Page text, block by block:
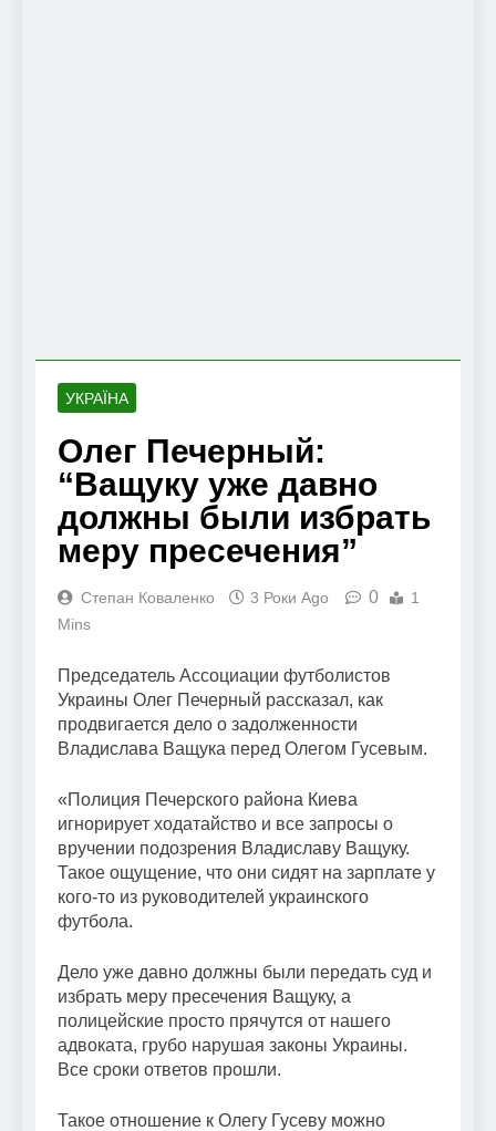
УКРАЇНА
Олег Печерный:
“Ващуку уже давно
должны были избрать
меру пресечения”
Степан Коваленко 3 Роки Ago 0
1
Mins
Председатель Ассоциации футболистов
Украины Олег Печерный рассказал, как
продвигается дело о задолженности
Владислава Ващука перед Олегом Гусевым.
«Полиция Печерского района Киева
игнорирует ходатайство и все запросы о
вручении подозрения Владиславу Ващуку.
Такое ощущение, что они сидят на зарплате у
кого-то из руководителей украинского
футбола.
Дело уже давно должны были передать суд и
избрать меру пресечения Ващуку, а
полицейские просто прячутся от нашего
адвоката, грубо нарушая законы Украины.
Все сроки ответов прошли.
Такое отношение к Олегу Гусеву можно